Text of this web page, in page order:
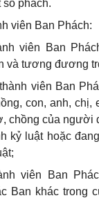
số phách.
viên Ban Phách:
viên Ban
và tương đương
viên Ban
con, anh, chị,
chồng của người
kỷ luật hoặc
viên Ban
Ban khác trong